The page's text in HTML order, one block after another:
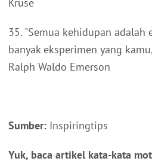
35. "Semua kehidupan adalah
banyak eksperimen yang
Ralph Waldo Emerson
Sumber: Inspiringtips
Yuk, baca artikel kata-kata